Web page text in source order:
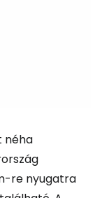
néha
re nyugatra